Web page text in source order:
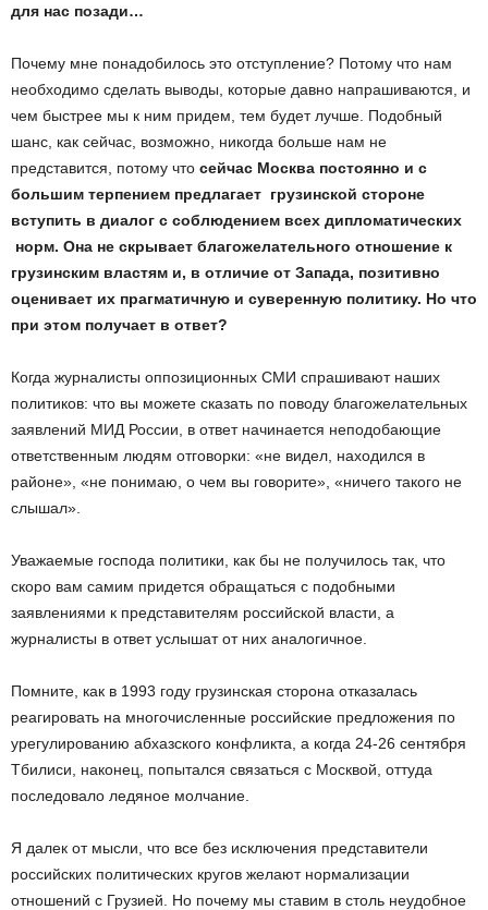
для нас позади…
Почему мне понадобилось это отступление? Потому что нам
необходимо сделать выводы, которые давно напрашиваются, и
чем быстрее мы к ним придем, тем будет лучше. Подобный
шанс, как сейчас, возможно, никогда больше нам не
представится, потому что сейчас Москва постоянно и с
большим терпением предлагает грузинской стороне
вступить в диалог с соблюдением всех дипломатических
норм. Она не скрывает благожелательного отношение к
грузинским властям и, в отличие от Запада, позитивно
оценивает их прагматичную и суверенную политику. Но что
при этом получает в ответ?
Когда журналисты оппозиционных СМИ спрашивают наших
политиков: что вы можете сказать по поводу благожелательных
заявлений МИД России, в ответ начинается неподобающие
ответственным людям отговорки: «не видел, находился в
районе», «не понимаю, о чем вы говорите», «ничего такого не
слышал».
Уважаемые господа политики, как бы не получилось так, что
скоро вам самим придется обращаться с подобными
заявлениями к представителям российской власти, а
журналисты в ответ услышат от них аналогичное.
Помните, как в 1993 году грузинская сторона отказалась
реагировать на многочисленные российские предложения по
урегулированию абхазского конфликта, а когда 24-26 сентября
Тбилиси, наконец, попытался связаться с Москвой, оттуда
последовало ледяное молчание.
Я далек от мысли, что все без исключения представители
российских политических кругов желают нормализации
отношений с Грузией. Но почему мы ставим в столь неудобное